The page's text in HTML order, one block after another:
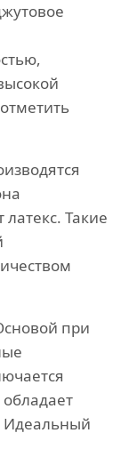
Такие
при
Идеальный